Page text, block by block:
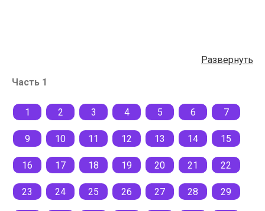
Развернуть
Часть 1
1 2 3 4 5 6 7
9 10 11 12 13 14 15
16 17 18 19 20 21 22
23 24 25 26 27 28 29